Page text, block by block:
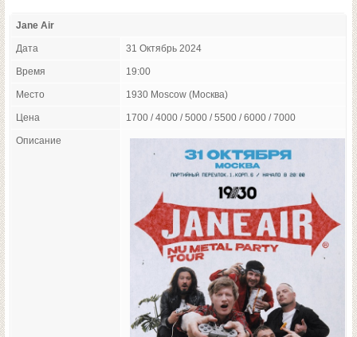
Jane Air
Дата 31 Октябрь 2024
Время 19:00
Место 1930 Moscow (Москва)
Цена 1700 / 4000 / 5000 / 5500 / 6000 / 7000
Описание